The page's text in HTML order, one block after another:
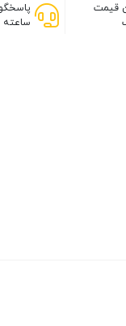
قیمت
ساعته